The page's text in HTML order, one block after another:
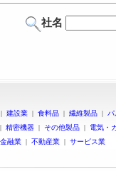
社名
| 建設業 | 食料品 | 繊維製品 |
| 精密機器 | その他製品 | 電気・
融業 | 不動産業 | サービス業